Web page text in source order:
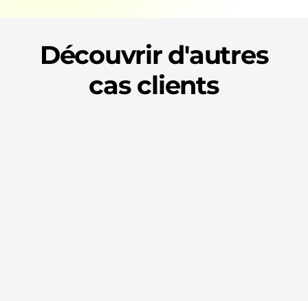
Découvrir d'autres
cas clients